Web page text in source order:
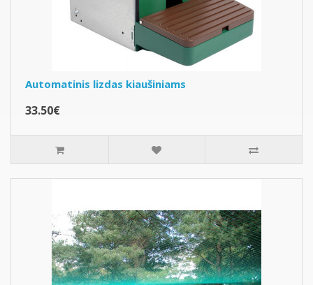
Automatinis lizdas kiaušiniams
33.50€